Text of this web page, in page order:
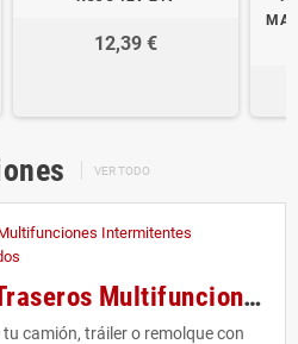
12,39 €
VER TODO
Pilotos Led Neón Traseros Multifunciones Intermitentes Dinámicos 12v 24v Homologados
camión, tráiler o remolque con